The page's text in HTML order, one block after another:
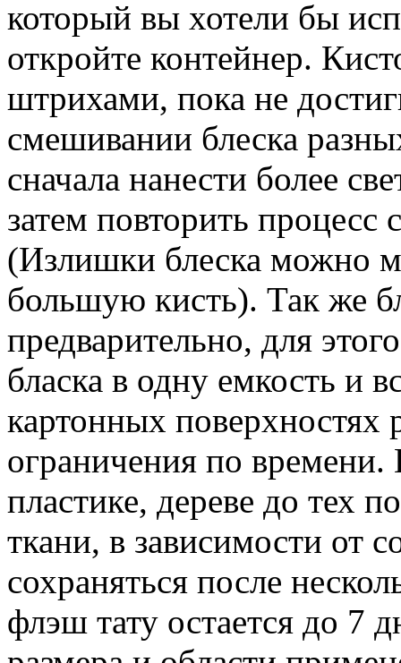
который вы хотели бы
откройте контейнер.
штрихами, пока не
смешивании блеска
сначала нанести более
затем повторить
(Излишки блеска можно
большую кисть). Так же
предварительно, для
бласка в одну емкость и
картонных поверхностях
ограничения по времени.
пластике, дереве до тех
ткани, в зависимости от
сохраняться после
флэш тату остается до 7